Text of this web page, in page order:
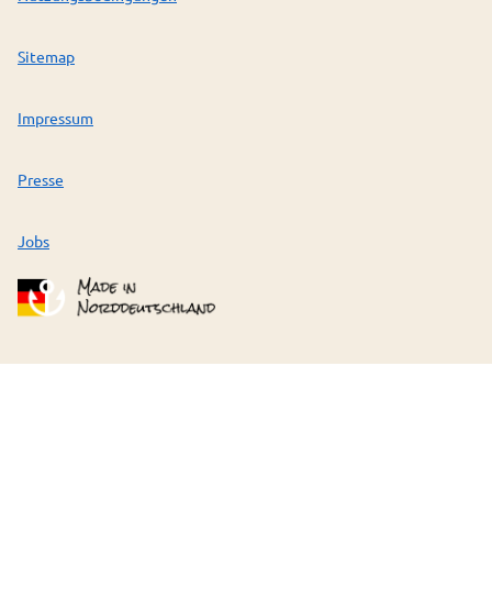
Sitemap
Impressum
Presse
Jobs